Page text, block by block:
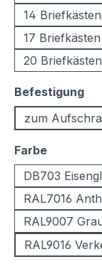
14 Briefkästen
17 Briefkästen
20 Briefkästen
Befestigung
zum
Farbe
DB703
RAL7016
RAL9007
RAL9016